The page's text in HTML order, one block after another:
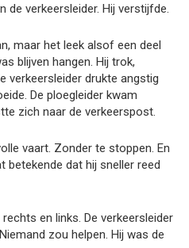
de verkeersleider. Hij verstijfde.
maar het leek alsof een deel
blijven hangen. Hij trok,
verkeersleider drukte angstig
De ploegleider kwam
zich naar de verkeerspost.
vaart. Zonder te stoppen. En
betekende dat hij sneller reed
en links. De verkeersleider
zou helpen. Hij was de